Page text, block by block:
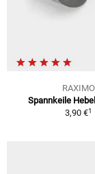
RAXIMO
Spannkeile
3,90 €1